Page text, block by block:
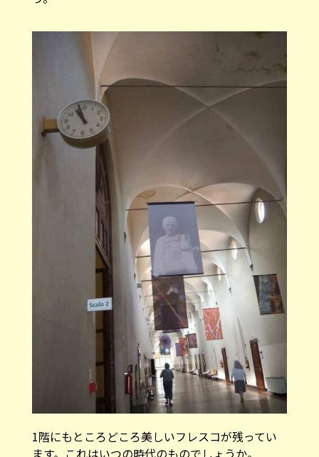
1階にもところどころ美しいフレスコが残ってい
ます。これはいつの時代のものでしょうか。